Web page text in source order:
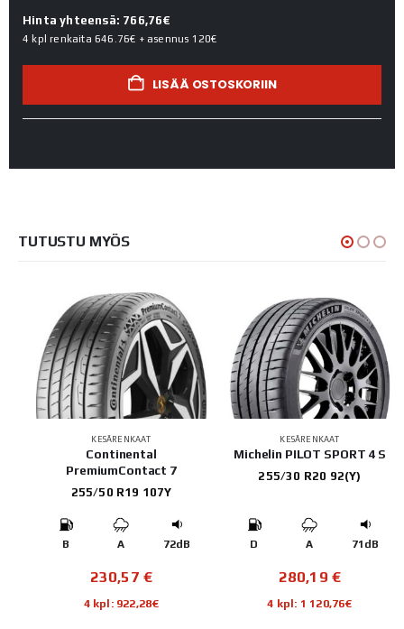
Hinta yhteensä: 766,76€
4 kpl renkaita 646.76€ + asennus 120€
LISÄÄ OSTOSKORIIN
TUTUSTU MYÖS
KESÄRENKAAT
Continental
PremiumContact 7
255/50 R19 107Y
B A 72dB
230,57€
4 kpl: 922,28€
KESÄRENKAAT
Michelin PILOT SPORT 4 S
255/30 R20 92(Y)
D A 71dB
280,19€
4 kpl: 1 120,76€